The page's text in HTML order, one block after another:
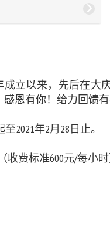
立以来，先后在大
恩有你！给力回馈
2021年2月28日止。
费标准600元/每小